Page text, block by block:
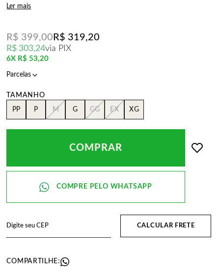
Ler mais
R$ 303,24via PIX
R$ 399,00 R$ 319,20
6X R$ 53,20
PP P M G GG EX XG
COMPRAR
CALCULAR FRETE
COMPARTILHE: